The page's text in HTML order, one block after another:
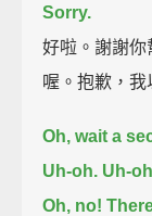
Sorry.
好啦。謝謝你
喔。抱歉，我
Oh, wait a
Uh-oh. Uh-
Oh, no!